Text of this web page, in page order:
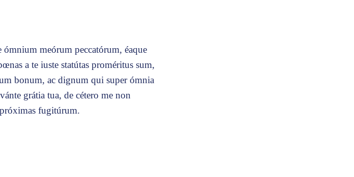
meórum peccatórum, éaque
a te iuste statútas proméritus sum,
bonum, ac dignum qui super ómnia
grátia tua, de cétero me non
fugitúrum.